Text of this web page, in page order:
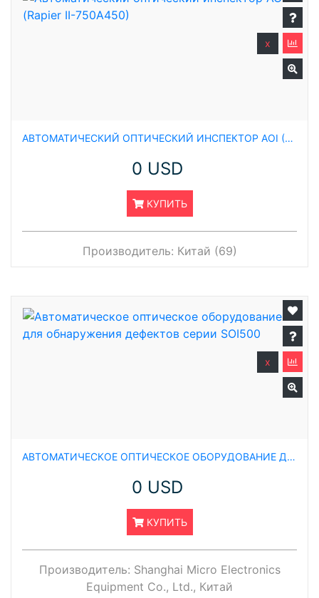
АВТОМАТИЧЕСКИЙ ОПТИЧЕСКИЙ ИНСПЕКТОР AOI (RAPIER II-750A450)
0 USD
КУПИТЬ
x
Производитель: Китай (69)
АВТОМАТИЧЕСКОЕ ОПТИЧЕСКОЕ ОБОРУДОВАНИЕ ДЛЯ ОБНАРУЖЕНИЯ ДЕФЕКТОВ СЕРИИ SOI500
0 USD
КУПИТЬ
x
Производитель: Shanghai Micro Electronics
Equipment Co., Ltd., Китай